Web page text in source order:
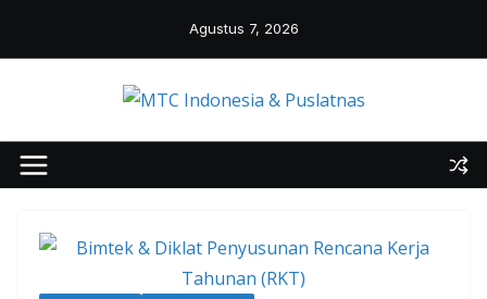
Agustus 7, 2026